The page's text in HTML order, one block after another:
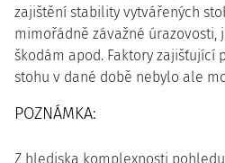
zajištění stability vytvářených
mimořádně závažné úrazovosti,
škodám apod. Faktory
stohu v dané době nebylo ale
POZNÁMKA:
Z hlediska komplexnosti